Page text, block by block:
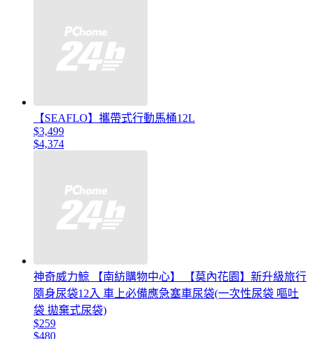
【SEAFLO】攜帶式行動馬桶12L
$3,499
$4,374
神奇威力鯨 【南紡購物中心】 【莫內花園】新升級旅行
隨身尿袋12入 車上必備應急塞車尿袋(一次性尿袋 嘔吐
袋 拋棄式尿袋)
$259
$480